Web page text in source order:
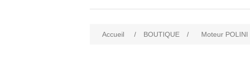
Accueil / BOUTIQUE / Moteur POLINI